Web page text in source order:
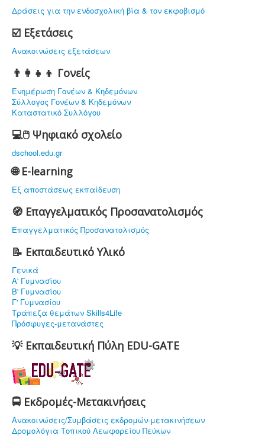
Δράσεις για την ενδοσχολική βία & τον εκφοβισμό
☑️ Εξετάσεις
Ανακοινώσεις εξετάσεων
👨‍👩‍👧‍👦 Γονείς
Ενημέρωση Γονέων & Κηδεμόνων
Σύλλογος Γονέων & Κηδεμόνων
Καταστατικό Συλλόγου
💻🖱️ Ψηφιακό σχολείο
dschool.edu.gr
🌐 E-learning
Εξ αποστάσεως εκπαίδευση
🧭 Επαγγελματικός Προσανατολισμός
Επαγγελματικός Προσανατολισμός
📝 Εκπαιδευτικό Υλικό
Γενικά
Α' Γυμνασίου
Β' Γυμνασίου
Γ' Γυμνασίου
Τράπεζα θεμάτων Skills4Life
Πρόσφυγες-μετανάστες
💡 Εκπαιδευτική Πύλη EDU-GATE
🚍 Εκδρομές-Μετακινήσεις
Ανακοινώσεις/Συμβάσεις εκδρομών-μετακινήσεων
Δρομολόγια Τοπικού Λεωφορείου Πεύκων